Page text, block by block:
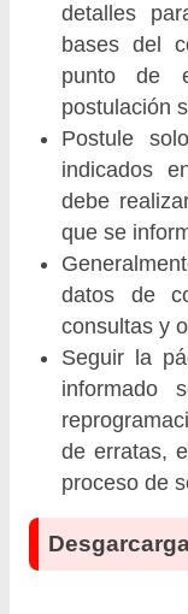
detalles
bases del
punto de
postulación
Postule
indicados
debe
que se
datos de
consultas y
Seguir la
informado
de erratas,
proceso de